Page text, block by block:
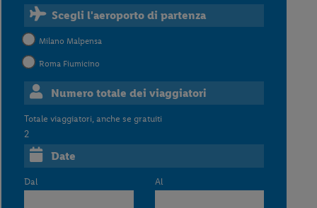
Scegli l'aeroporto di partenza
Milano Malpensa
Roma Fiumicino
Numero totale dei viaggiatori
Totale viaggiatori, anche se gratuiti
2
Date
Dal Al